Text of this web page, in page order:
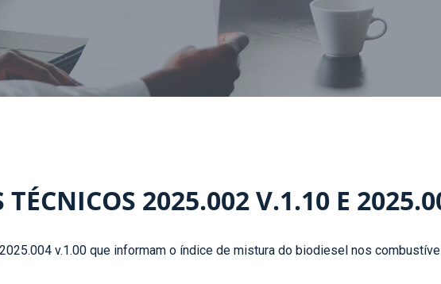
2025.002 V.1.10 E
v.1.00 que informam o índice de mistura do biodiesel nos